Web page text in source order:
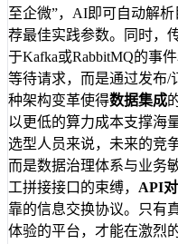
至企微”，AI即可自动解析
荐最佳实践参数。同时，
于Kafka或RabbitMQ的事
等待请求，而是通过发布/
种架构变革使得数据集成
以更低的算力成本支撑海
选型人员来说，未来的竞
而是数据治理体系与业务
工拼接接口的束缚， API
靠的信息交换协议。只有
体验的平台，才能在激烈